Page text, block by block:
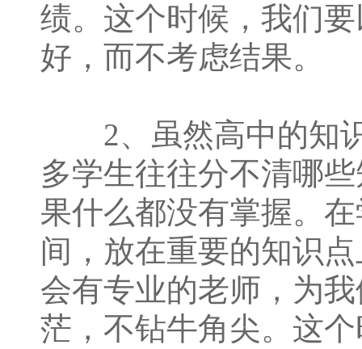
绩。这个时候，我们
好，而不考虑结果。
2、虽然高中的知识
多学生往往分不清哪
果什么都没有掌握。
间，放在重要的知识
会有专业的老师，为
茫，不钻牛角尖。这